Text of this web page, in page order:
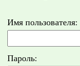
Имя пользователя:
Пароль: